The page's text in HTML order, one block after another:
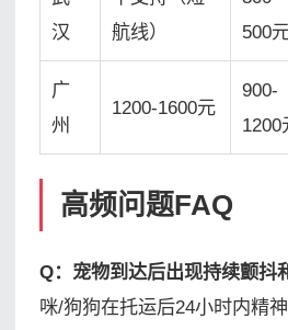
汉
航线）
500
广
州
1200-1600元
900-
1200
高频问题FAQ
Q：宠物到达后出现持续颤抖
咪/狗狗在托运后24小时内精